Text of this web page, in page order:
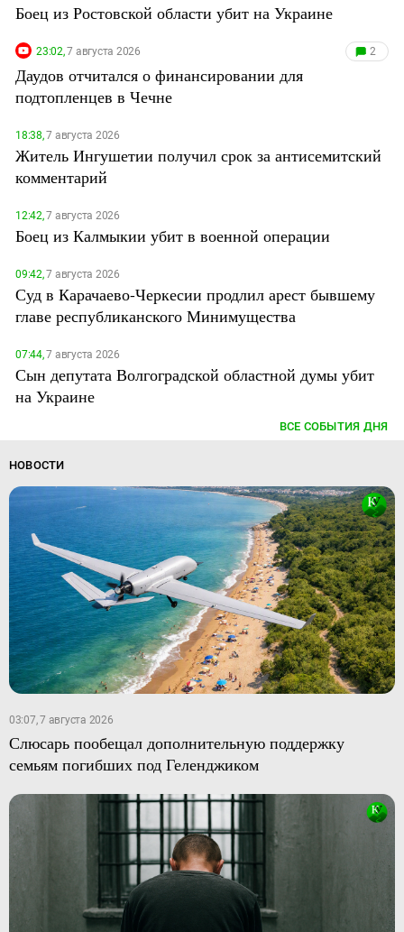
Боец из Ростовской области убит на Украине
23:02,7 августа 2026 2
Даудов отчитался о финансировании для
подтопленцев в Чечне
18:38,7 августа 2026
Житель Ингушетии получил срок за антисемитский
комментарий
12:42,7 августа 2026
Боец из Калмыкии убит в военной операции
09:42,7 августа 2026
Суд в Карачаево-Черкесии продлил арест бывшему
главе республиканского Минимущества
07:44,7 августа 2026
Сын депутата Волгоградской областной думы убит
на Украине
ВСЕ СОБЫТИЯ ДНЯ
НОВОСТИ
03:07, 7 августа 2026
Слюсарь пообещал дополнительную поддержку
семьям погибших под Геленджиком